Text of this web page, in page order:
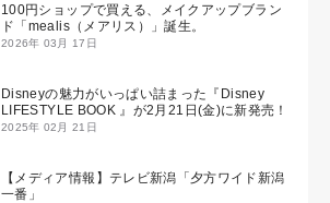
100円ショップで買える、メイクアップブラン
ド「mealis（メアリス）」誕生。
2026年 03月 17日
Disneyの魅力がいっぱい詰まった『Disney
LIFESTYLE BOOK 』が2月21日(金)に新発売！
2025年 02月 21日
【メディア情報】テレビ新潟「夕方ワイド新潟
一番」